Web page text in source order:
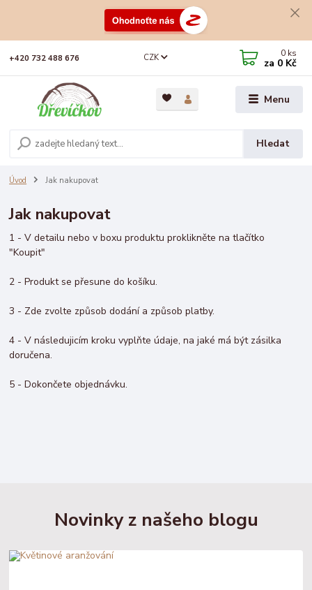
Menu
CZK
Hledat
+420 732 488 676 0 ks
za 0 Kč
Úvod Jak nakupovat
Jak nakupovat
1 - V detailu nebo v boxu produktu proklikněte na tlačítko
"Koupit"
2 - Produkt se přesune do košíku.
3 - Zde zvolte způsob dodání a způsob platby.
4 - V následujicím kroku vyplňte údaje, na jaké má být zásilka
doručena.
5 - Dokončete objednávku.
Novinky z našeho blogu